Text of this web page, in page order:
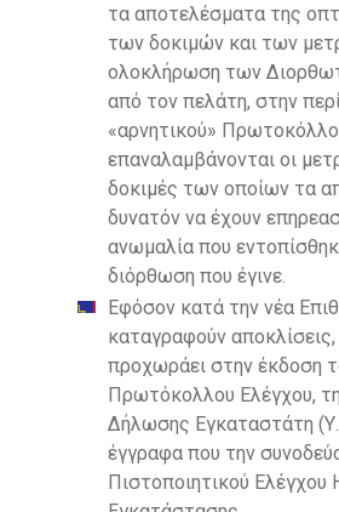
τα αποτελέσματα της
των δοκιμών και των
ολοκλήρωση των
από τον πελάτη, στην
«αρνητικού»
επαναλαμβάνονται οι
δοκιμές των οποίων τα
δυνατόν να έχουν
ανωμαλία που
διόρθωση που έγινε.
Εφόσον κατά την νέα
καταγραφούν αποκλίσεις,
προχωράει στην έκδοση
Πρωτόκολλου Ελέγχου,
Δήλωσης Εγκαταστάτη
έγγραφα που την
Πιστοποιητικού Ελέγχου